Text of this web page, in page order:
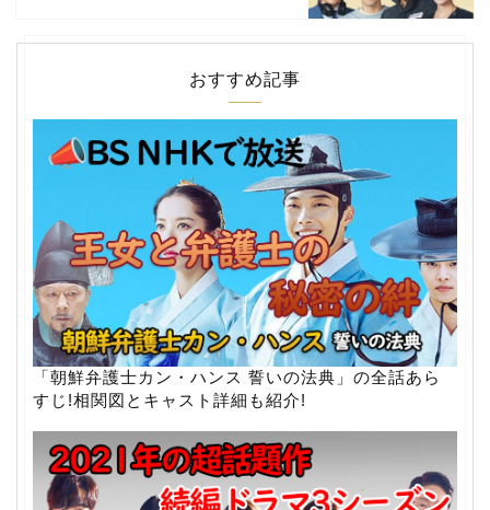
おすすめ記事
「朝鮮弁護士カン・ハンス 誓いの法典」の全話あら
すじ!相関図とキャスト詳細も紹介!